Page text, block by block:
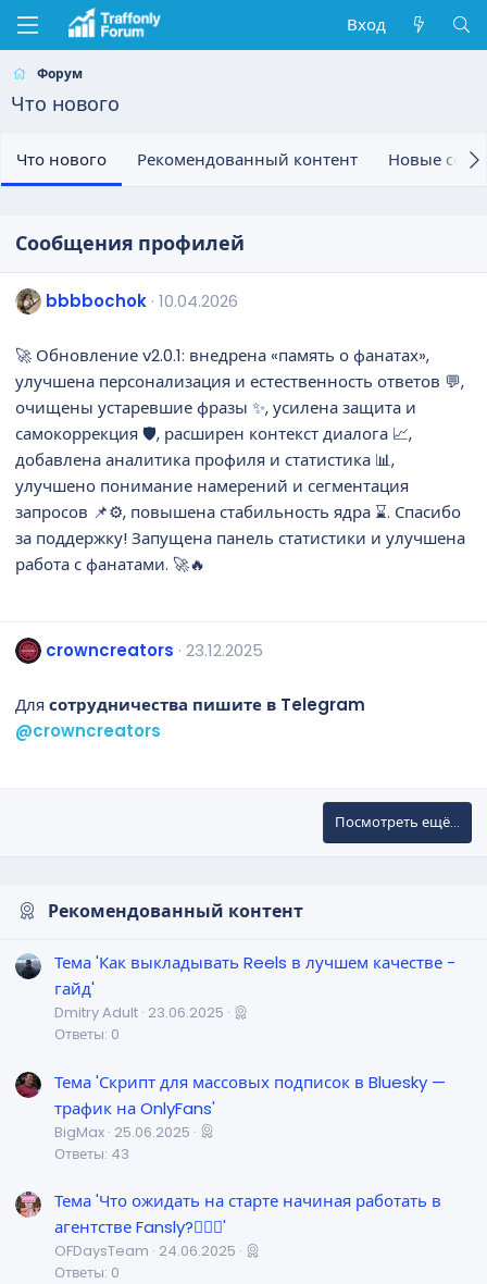
Вход
Форум
Что нового
Что нового Рекомендованный контент Новые
Сообщения профилей
bbbbochok 10.04.2026
🚀 Обновление v2.0.1: внедрена «память о фанатах»,
улучшена персонализация и естественность ответов 💬,
очищены устаревшие фразы ✨, усилена защита и
самокоррекция 🛡️, расширен контекст диалога 📈,
добавлена аналитика профиля и статистика 📊,
улучшено понимание намерений и сегментация
запросов 📌⚙️, повышена стабильность ядра ⌛. Спасибо
за поддержку! Запущена панель статистики и улучшена
работа с фанатами. 🚀🔥
crowncreators 23.12.2025
Длясотрудничества пишите в Telegram
@crowncreators
Посмотреть ещё...
Рекомендованный контент
Тема 'Как выкладывать Reels в лучшем качестве -
гайд'
Dmitry Adult 23.06.2025
Ответы: 0
Тема 'Скрипт для массовых подписок в Bluesky —
трафик на OnlyFans'
BigMax 25.06.2025
Ответы: 43
Тема 'Что ожидать на старте начиная работать в
агентстве Fansly?💁🏼‍♀️'
OFDaysTeam 24.06.2025
Ответы: 0